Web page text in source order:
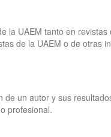
la UAEM tanto en revistas
de la UAEM o de otras
de un autor y sus
profesional.